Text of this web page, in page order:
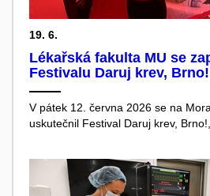
19. 6.
Lékařská fakulta MU se
Festivalu Daruj krev, Brno!
V pátek 12. června 2026 se na
uskutečnil Festival Daruj krev,